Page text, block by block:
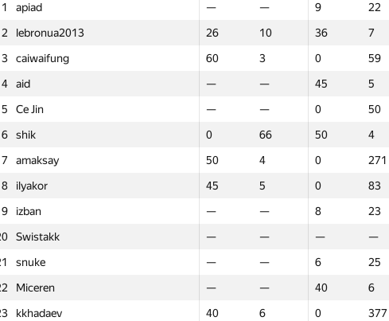
apiad — — 9 22
lebronua2013 26 10 36 7
caiwaifung 60 3 0 59
aid — — 45 5
Ce Jin — — 0 50
shik 0 66 50 4
amaksay 50 4 0 271
ilyakor 45 5 0 83
izban — — 8 23
Swistakk — — — —
snuke — — 6 25
Miceren — — 40 6
kkhadaev 40 6 0 377
Round 1
GP30 Վայր GP30 Վայր